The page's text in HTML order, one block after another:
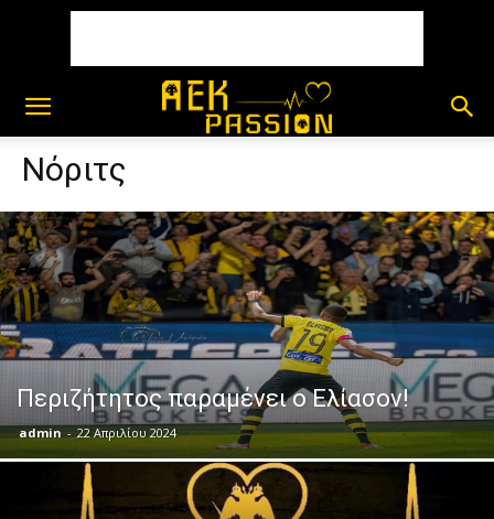
Νόριτς
Περιζήτητος παραμένει ο Ελίασον!
admin - 22 Απριλίου 2024